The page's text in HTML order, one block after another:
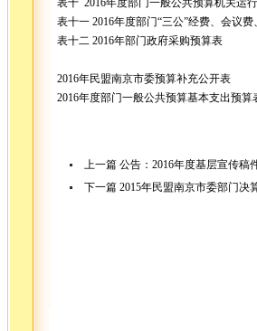
表十 2016年度部门一般公共预算机关运
表十一 2016年度部门“三公”经费、会议
表十二 2016年部门政府采购预算表
2016年民盟南京市委预算补充公开表
2016年度部门一般公共预算基本支出预算
上一篇 公告：2016年度基层宣传稿
下一篇 2015年民盟南京市委部门决